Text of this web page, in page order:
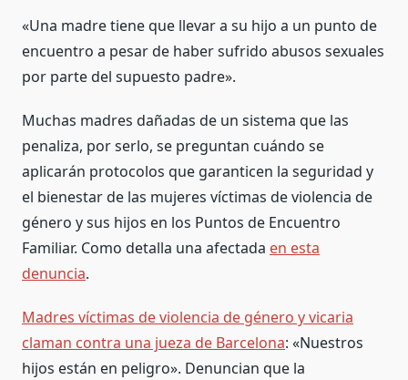
«Una madre tiene que llevar a su hijo a un punto de
encuentro a pesar de haber sufrido abusos sexuales
por parte del supuesto padre».
Muchas madres dañadas de un sistema que las
penaliza, por serlo, se preguntan cuándo se
aplicarán protocolos que garanticen la seguridad y
el bienestar de las mujeres víctimas de violencia de
género y sus hijos en los Puntos de Encuentro
Familiar. Como detalla una afectada en esta
denuncia.
Madres víctimas de violencia de género y vicaria
claman contra una jueza de Barcelona: «Nuestros
hijos están en peligro». Denuncian que la